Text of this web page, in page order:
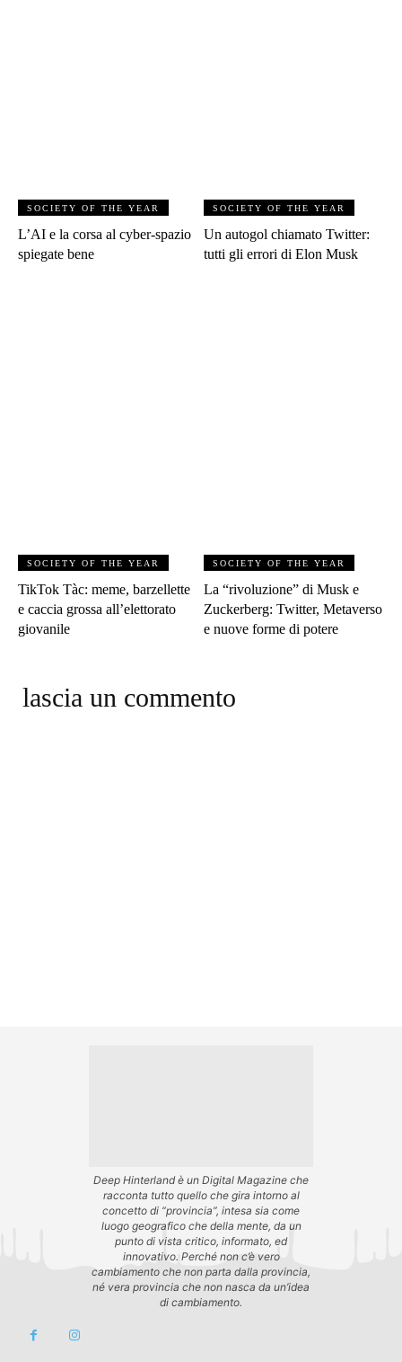
SOCIETY OF THE YEAR
L’AI e la corsa al cyber-spazio
spiegate bene
SOCIETY OF THE YEAR
Un autogol chiamato Twitter:
tutti gli errori di Elon Musk
SOCIETY OF THE YEAR
TikTok Tàc: meme, barzellette
e caccia grossa all’elettorato
giovanile
SOCIETY OF THE YEAR
La “rivoluzione” di Musk e
Zuckerberg: Twitter, Metaverso
e nuove forme di potere
lascia un commento
Deep Hinterland è un Digital Magazine che
racconta tutto quello che gira intorno al
concetto di “provincia”, intesa sia come
luogo geografico che della mente, da un
punto di vista critico, informato, ed
innovativo. Perché non c’è vero
cambiamento che non parta dalla provincia,
né vera provincia che non nasca da un’idea
di cambiamento.